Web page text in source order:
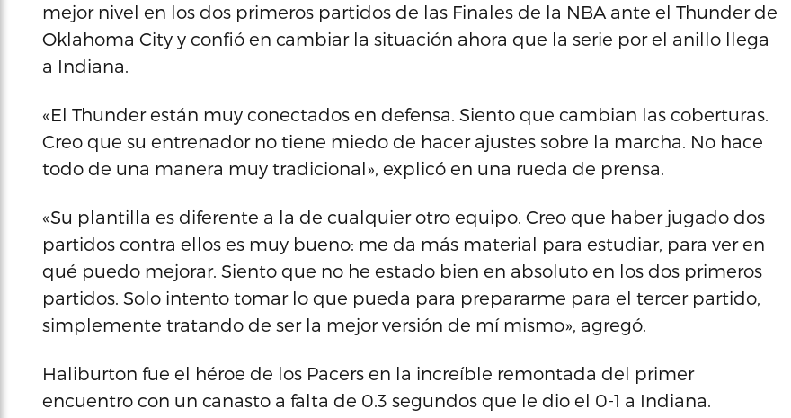
mejor nivel en los dos primeros partidos de las Finales de la NBA ante el Thunder de
Oklahoma City y confió en cambiar la situación ahora que la serie por el anillo llega
a Indiana.
«El Thunder están muy conectados en defensa. Siento que cambian las coberturas.
Creo que su entrenador no tiene miedo de hacer ajustes sobre la marcha. No hace
todo de una manera muy tradicional», explicó en una rueda de prensa.
«Su plantilla es diferente a la de cualquier otro equipo. Creo que haber jugado dos
partidos contra ellos es muy bueno: me da más material para estudiar, para ver en
qué puedo mejorar. Siento que no he estado bien en absoluto en los dos primeros
partidos. Solo intento tomar lo que pueda para prepararme para el tercer partido,
simplemente tratando de ser la mejor versión de mí mismo», agregó.
Haliburton fue el héroe de los Pacers en la increíble remontada del primer
encuentro con un canasto a falta de 0.3 segundos que le dio el 0-1 a Indiana.